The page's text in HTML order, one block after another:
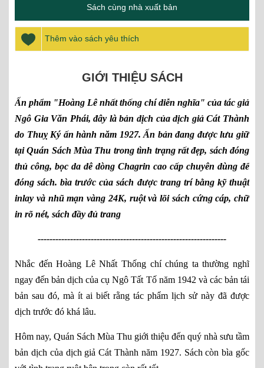
Sách cùng nhà xuất bản
Thêm vào sách yêu thích
GIỚI THIỆU SÁCH
Ấn phẩm "Hoàng Lê nhất thống chí diễn nghĩa" của tác giả
Ngô Gia Văn Phái, đây là bản dịch của dịch giả Cát Thành
do Thuỵ Ký ấn hành năm 1927. Ấn bản đang được lưu giữ
tại Quán Sách Mùa Thu trong tình trạng rất đẹp, sách đóng
thủ công, bọc da dê dòng Chagrin cao cấp chuyên dùng để
đóng sách. bìa trước của sách được trang trí bằng kỹ thuật
inlay và nhũ mạn vàng 24K, ruột và lõi sách cứng cáp, chữ
in rõ nét, sách đầy đủ trang
----------------------------------------------------------------
Nhắc đến Hoàng Lê Nhất Thống chí chúng ta thường nghĩ
ngay đến bản dịch của cụ Ngô Tất Tố năm 1942 và các bản tái
bản sau đó, mà ít ai biết rằng tác phẩm lịch sử này đã được
dịch trước đó khá lâu.
Hôm nay, Quán Sách Mùa Thu giới thiệu đến quý nhà sưu tầm
bản dịch của dịch giả Cát Thành năm 1927. Sách còn bìa gốc